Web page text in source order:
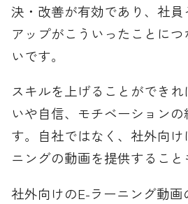
決・改善が有効であり、社
アップがこういったことに
いです。
スキルを上げることができ
いや自信、モチベーション
す。自社ではなく、社外向
ニングの動画を提供すること
社外向けのE-ラーニング動